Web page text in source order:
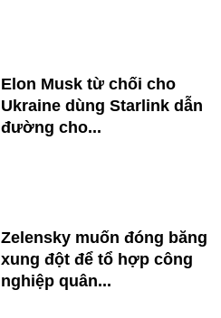
Elon Musk từ chối cho
Ukraine dùng Starlink dẫn
đường cho...
Zelensky muốn đóng băng
xung đột để tổ hợp công
nghiệp quân...